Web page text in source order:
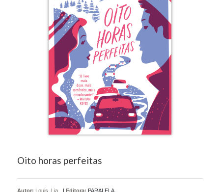
Oito horas perfeitas
Autor: Louis, Lia | Editora: PARALELA